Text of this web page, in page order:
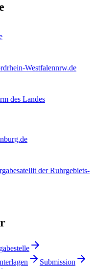
Westfalennrw.de
des Landes
der Ruhrgebiets-
Submission